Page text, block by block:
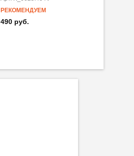
РЕКОМЕНДУЕМ
490 руб.